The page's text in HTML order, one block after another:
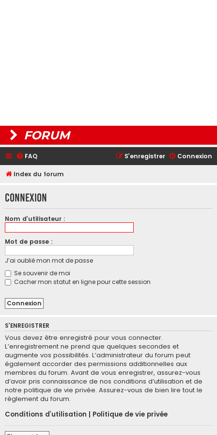
FORUM
FAQ Connexion
S’enregistrer
Index du forum
Connexion
Nom d’utilisateur :
Mot de passe :
J’ai oublié mon mot de passe
Se souvenir de moi
Cacher mon statut en ligne pour cette session
S’ENREGISTRER
Vous devez être enregistré pour vous connecter.
L’enregistrement ne prend que quelques secondes et
augmente vos possibilités. L’administrateur du forum peut
également accorder des permissions additionnelles aux
membres du forum. Avant de vous enregistrer, assurez-vous
d’avoir pris connaissance de nos conditions d’utilisation et de
notre politique de vie privée. Assurez-vous de bien lire tout le
règlement du forum.
Conditions d’utilisation | Politique de vie privée